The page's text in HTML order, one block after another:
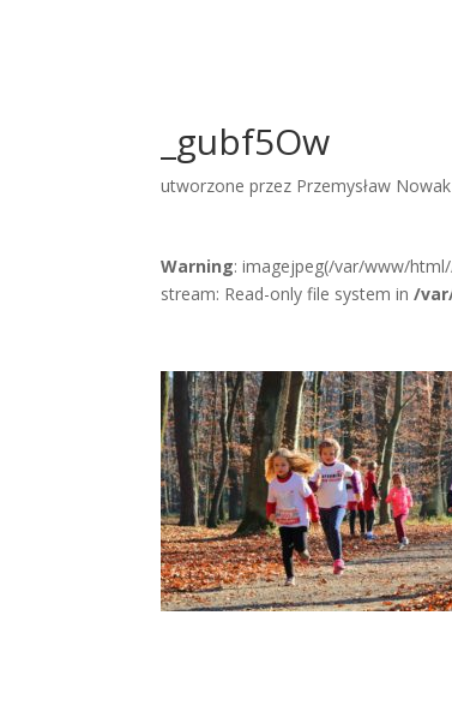
_gubf5Ow
utworzone przez Przemysław Nowak
Warning: imagejpeg(/var/www/
stream: Read-only file system in/